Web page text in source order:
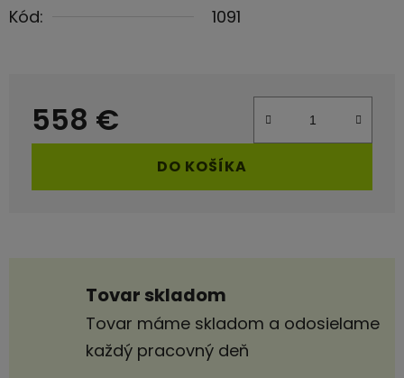
Kód:
1091
558 €
Jednotková cena:
DO KOŠÍKA
Tovar skladom
Tovar máme skladom a odosielame
každý pracovný deň